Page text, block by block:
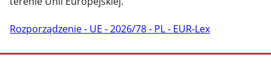
Rozporządzenie - UE - 2026/78 - PL - EUR-Lex